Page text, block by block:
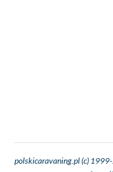
polskicaravaning.pl (c)